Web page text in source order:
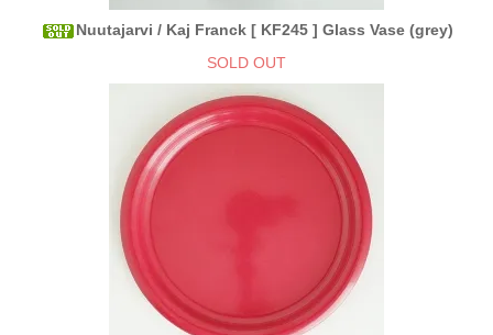
Nuutajarvi / Kaj Franck [ KF245 ] Glass Vase (grey)
SOLD OUT